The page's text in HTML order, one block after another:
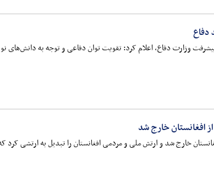
دفاع
پیشرفت وزارت دفاع، اعلام کرد: تقویت توان دفاعی و توجه به دانش‌های
افغانستان خارج شد
خارج شد و ارتش ملی و مردمی افغانستان را تبدیل به ارتشی